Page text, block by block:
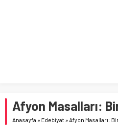
Afyon Masalları:
Anasayfa » Edebiyat »Afyon Masalları: